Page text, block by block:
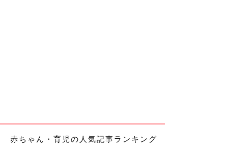
赤ちゃん・育児の人気記事ランキング